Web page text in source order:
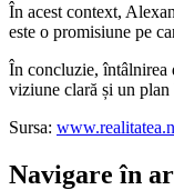
În acest context,
este o promisiune pe
În concluzie, întâlnirea
viziune clară și un
Sursa:
Navigare în